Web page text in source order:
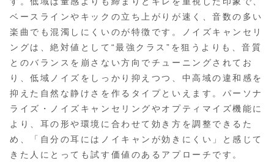
ベースラインやキックの立ち上がりが速く、音数の多い
楽曲でも混濁しにくいのが特徴です。ノイズキャンセリ
ングは、絶対値として“最強クラス”を狙うよりも、音質
とのバランスを崩さない方向でチューニングされてお
り、低域ノイズをしっかり抑えつつ、中高域の違和感を
抑えた自然な静けさを作るタイプといえます。パーソナ
ライズ・ノイズキャンセリングやオプティマイズ機能に
より、耳の形や環境に合わせて効き方を調整できるた
め、「自分の耳にはノイキャンが効きにくい」と感じて
きた人にとっても試す価値のあるアプローチです。